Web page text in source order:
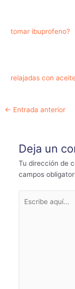
tomar ibuprofeno?
relajadas con
Navegación
← Entrada anterior
Deja un
Tu dirección de
campos
aquí...